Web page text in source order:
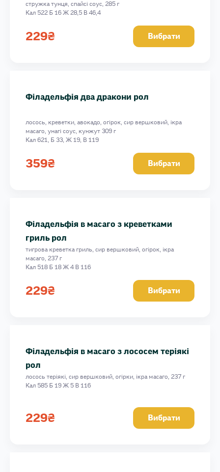
стружка тунця, спайсі соус, 285 г
Кал 522 Б 16 Ж 28,5 В 46,4
229₴ Вибрати
Філадельфія два дракони рол
лосось, креветки, авокадо, огірок, сир вершковий, ікра
масаго, унагі соус, кунжут 309 г
Кал 621, Б 33, Ж 19, В 119
359₴ Вибрати
Філадельфія в масаго з креветками
гриль рол
тигрова креветка гриль, сир вершковий, огірок, ікра
масаго, 237 г
Кал 518 Б 18 Ж 4 В 116
229₴ Вибрати
Філадельфія в масаго з лососем теріякі
рол
лосось теріякі, сир вершковий, огірки, ікра масаго, 237 г
Кал 585 Б 19 Ж 5 В 116
229₴ Вибрати